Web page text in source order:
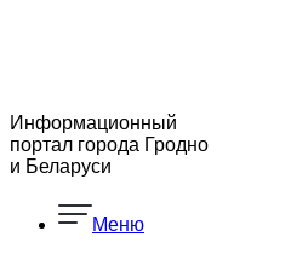
Информационный
портал города Гродно
и Беларуси
Меню